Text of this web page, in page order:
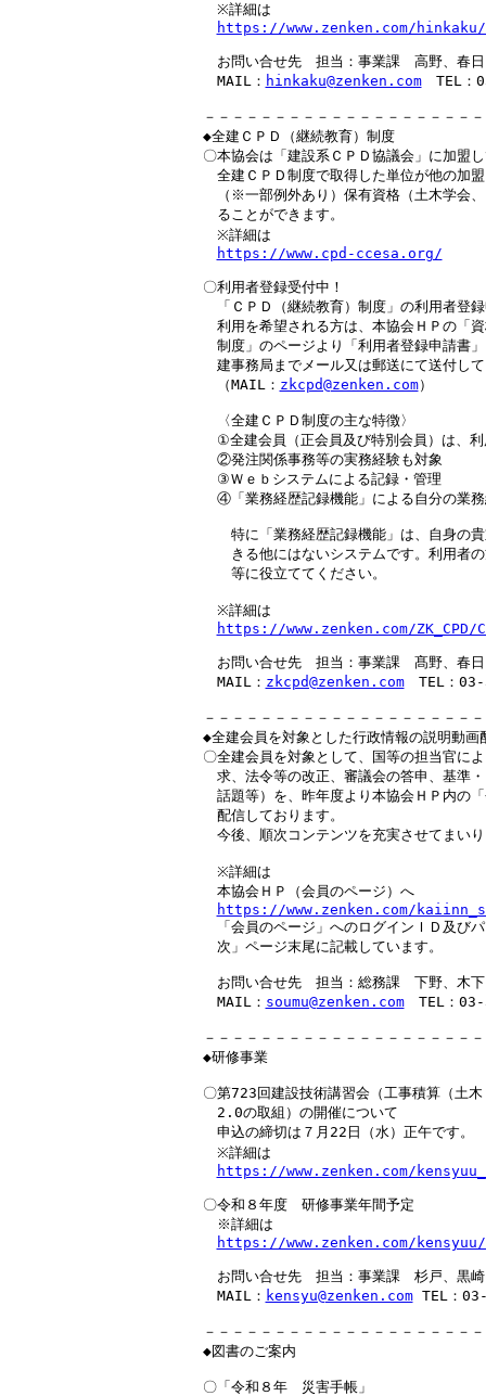
※詳細は
https://www.zenken.com/
お問い合せ先　担当：事業課　高野、春
MAIL： hinkaku@zenken.com TEL：
－－－－－－－－－－－－－－－－－－－
◆全建ＣＰＤ（継続教育）制度
〇本協会は「建設系ＣＰＤ協議会」に加盟
全建ＣＰＤ制度で取得した単位が他の加
（※一部例外あり）保有資格（土木学会
ることができます。
※詳細は
https://www.cpd-ccesa.org/
〇利用者登録受付中！
「ＣＰＤ（継続教育）制度」の利用者登
利用を希望される方は、本協会ＨＰの「
制度」のページより「利用者登録申請書
建事務局までメール又は郵送にて送付し
（MAIL： zkcpd@zenken.com）
〈全建ＣＰＤ制度の主な特徴〉
①全建会員（正会員及び特別会員）は、利
②発注関係事務等の実務経験も対象
③Ｗｅｂシステムによる記録・管理
④「業務経歴記録機能」による自分の業
特に「業務経歴記録機能」は、自身の貴
きる他にはないシステムです。利用者の
等に役立ててください。
※詳細は
https://www.zenken.com/ZK_CPD/
お問い合せ先　担当：事業課　髙野、春日
MAIL： zkcpd@zenken.com TEL：03-
－－－－－－－－－－－－－－－－－－－
◆全建会員を対象とした行政情報の説明動画
〇全建会員を対象として、国等の担当官に
求、法令等の改正、審議会の答申、基準
話題等）を、昨年度より本協会ＨＰ内の
配信しております。
今後、順次コンテンツを充実させてまい
※詳細は
本協会ＨＰ（会員のページ）へ
https://www.zenken.com/
「会員のページ」へのログインＩＤ及び
次」ページ末尾に記載しています。
お問い合せ先　担当：総務課　下野、木下
MAIL： soumu@zenken.com TEL：03-
－－－－－－－－－－－－－－－－－－－
◆研修事業
〇第723回建設技術講習会（工事積算（
2.0の取組）の開催について
申込の締切は７月22日（水）正午です。
※詳細は
https://www.zenken.com/
〇令和８年度　研修事業年間予定
※詳細は
https://www.zenken.com/
お問い合せ先　担当：事業課　杉戸、黒崎
MAIL： kensyu@zenken.com TEL：03-
－－－－－－－－－－－－－－－－－－－
◆図書のご案内
〇「令和８年　災害手帳」